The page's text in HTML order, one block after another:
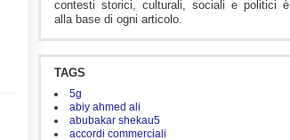
contesti storici, culturali, sociali e politici è
alla base di ogni articolo.
TAGS
5g
abiy ahmed ali
abubakar shekau5
accordi commerciali